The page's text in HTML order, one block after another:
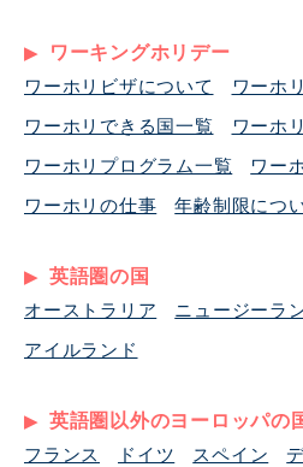
ワーキングホリデー
ワーホリビザについて ワーホ
ワーホリできる国一覧
ワーホ
ワーホリプログラム一覧
ワー
ワーホリの仕事
年齢制限につ
英語圏の国
オーストラリア ニュージーラ
アイルランド
英語圏以外のヨーロッパの
フランス ドイツ スペイン